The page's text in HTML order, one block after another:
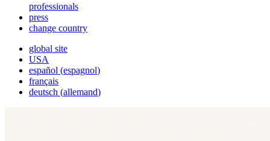
professionals
press
change country
global site
USA
español (espagnol)
français
deutsch (allemand)